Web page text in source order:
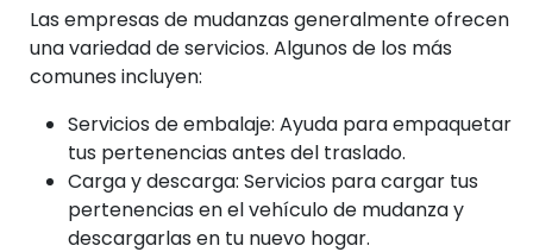
Las empresas de mudanzas generalmente ofrecen
una variedad de servicios. Algunos de los más
comunes incluyen:
Servicios de embalaje: Ayuda para empaquetar
tus pertenencias antes del traslado.
Carga y descarga: Servicios para cargar tus
pertenencias en el vehículo de mudanza y
descargarlas en tu nuevo hogar.